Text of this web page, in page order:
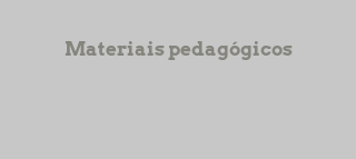
Materiais pedagógicos